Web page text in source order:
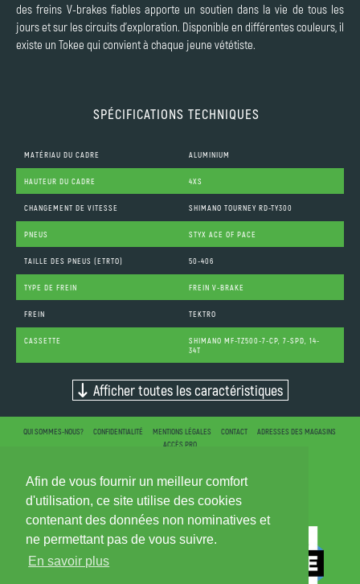
Afin de vous fournir un meilleur comfort
d'utilisation, ce site utilise des cookies
contenant des données non nominatives et
ne permettant pas de vous suivre.
En savoir plus
des freins V-brakes fiables apporte un soutien dans la vie de tous les
jours et sur les circuits d'exploration. Disponible en différentes couleurs, il
existe un Tokee qui convient à chaque jeune vététiste.
SPÉCIFICATIONS TECHNIQUES
MATÉRIAU DU CADRE ALUMINIUM
HAUTEUR DU CADRE 4XS
CHANGEMENT DE VITESSE SHIMANO TOURNEY RD-TY300
PNEUS STYX ACE OF PACE
TAILLE DES PNEUS (ETRTO) 50-406
TYPE DE FREIN FREIN V-BRAKE
FREIN TEKTRO
CASSETTE
SHIMANO MF-TZ500-7-CP, 7-SPD, 14-
34T
Afficher toutes les caractéristiques
QUI SOMMES-NOUS? CONFIDENTIALITÉ MENTIONS LÉGALES CONTACT
ADRESSES DES MAGASINS
ACCÈS PRO